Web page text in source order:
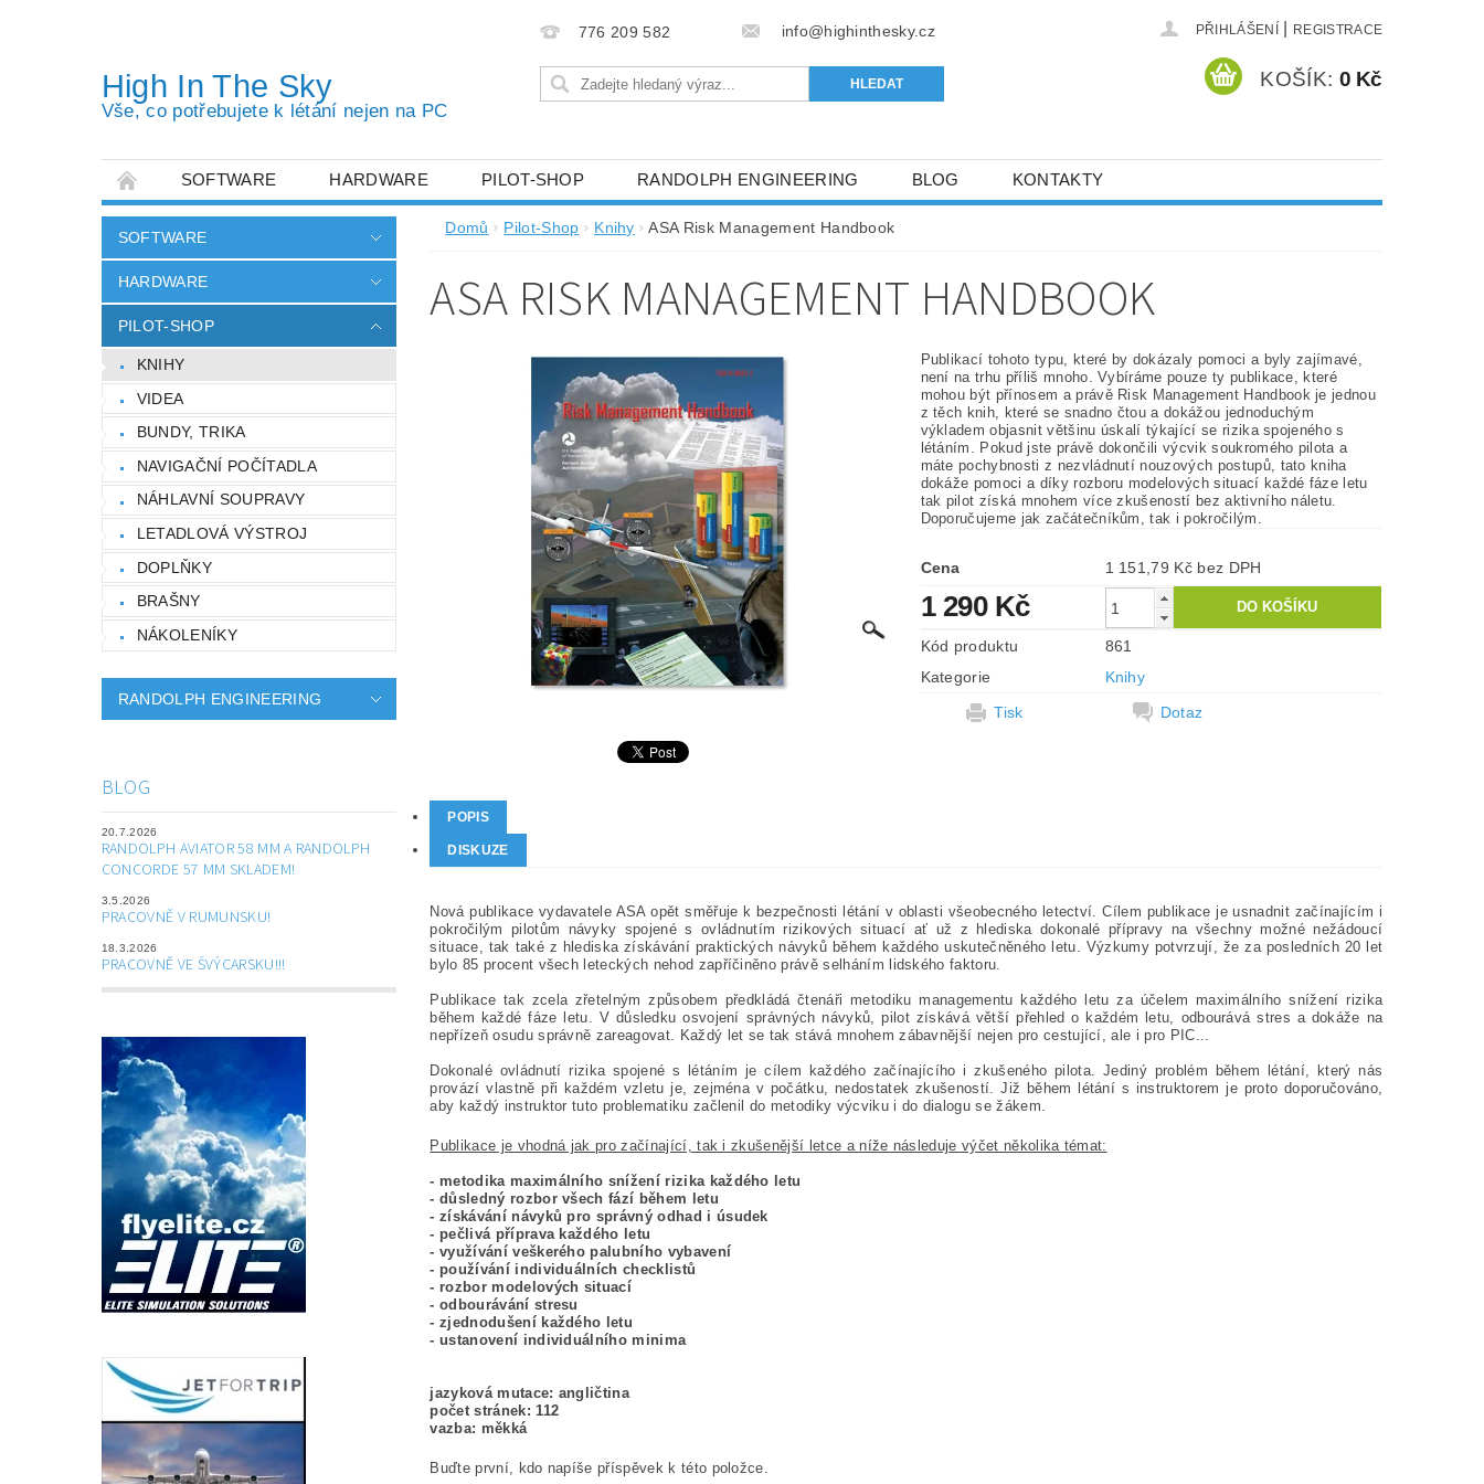
High In The Sky
Vše, co potřebujete k létání nejen na PC
776 209 582 info@highinthesky.cz PŘIHLÁŠENÍ REGISTRACE
KOŠÍK: 0 Kč
SOFTWARE HARDWARE PILOT-SHOP RANDOLPH ENGINEERING BLOG KONTAKTY
OBCHODNÍ PODMÍNKY PODMÍNKY OCHRANY OSOBNÍCH ÚDAJŮ (GDPR)
SOFTWARE
HARDWARE
PILOT-SHOP
KNIHY
VIDEA
BUNDY, TRIKA
NAVIGAČNÍ POČÍTADLA
NÁHLAVNÍ SOUPRAVY
LETADLOVÁ VÝSTROJ
DOPLŇKY
BRAŠNY
NÁKOLENÍKY
RANDOLPH ENGINEERING
BLOG
20.7.2026
RANDOLPH AVIATOR 58 MM A RANDOLPH
CONCORDE 57 MM SKLADEM!
3.5.2026
PRACOVNĚ V RUMUNSKU!
18.3.2026
PRACOVNĚ VE ŠVÝCARSKU!!!
Domů Pilot-Shop Knihy ASA Risk Management Handbook
ASA RISK MANAGEMENT HANDBOOK
Publikací tohoto typu, které by dokázaly pomoci a byly zajímavé,
není na trhu příliš mnoho. Vybíráme pouze ty publikace, které
mohou být přínosem a právě Risk Management Handbook je jednou
z těch knih, které se snadno čtou a dokážou jednoduchým
výkladem objasnit většinu úskalí týkající se rizika spojeného s
létáním. Pokud jste právě dokončili výcvik soukromého pilota a
máte pochybnosti z nezvládnutí nouzových postupů, tato kniha
dokáže pomoci a díky rozboru modelových situací každé fáze letu
tak pilot získá mnohem více zkušeností bez aktivního náletu.
Doporučujeme jak začátečníkům, tak i pokročilým.
Cena 1 151,79 Kč bez DPH
1 290 Kč
Kód produktu
861
Kategorie
Knihy
Tisk
Dotaz
POPIS
DISKUZE
Nová publikace vydavatele ASA opět směřuje k bezpečnosti létání v oblasti všeobecného letectví. Cílem publikace je usnadnit začínajícím i
pokročilým pilotům návyky spojené s ovládnutím rizikových situací ať už z hlediska dokonalé přípravy na všechny možné nežádoucí
situace, tak také z hlediska získávání praktických návyků během každého uskutečněného letu. Výzkumy potvrzují, že za posledních 20 let
bylo 85 procent všech leteckých nehod zapříčiněno právě selháním lidského faktoru.
Publikace tak zcela zřetelným způsobem předkládá čtenáři metodiku managementu každého letu za účelem maximálního snížení rizika
během každé fáze letu. V důsledku osvojení správných návyků, pilot získává větší přehled o každém letu, odbourává stres a dokáže na
nepřízeň osudu správně zareagovat. Každý let se tak stává mnohem zábavnější nejen pro cestující, ale i pro PIC...
Dokonalé ovládnutí rizika spojené s létáním je cílem každého začínajícího i zkušeného pilota. Jediný problém během létání, který nás
provází vlastně při každém vzletu je, zejména v počátku, nedostatek zkušeností. Již během létání s instruktorem je proto doporučováno,
aby každý instruktor tuto problematiku začlenil do metodiky výcviku i do dialogu se žákem.
Publikace je vhodná jak pro začínající, tak i zkušenější letce a níže následuje výčet několika témat:
- metodika maximálního snížení rizika každého letu
- důsledný rozbor všech fází během letu
- získávání návyků pro správný odhad i úsudek
- pečlivá příprava každého letu
- využívání veškerého palubního vybavení
- používání individuálních checklistů
- rozbor modelových situací
- odbourávání stresu
- zjednodušení každého letu
- ustanovení individuálního minima
jazyková mutace: angličtina
počet stránek: 112
vazba: měkká
Buďte první, kdo napíše příspěvek k této položce.